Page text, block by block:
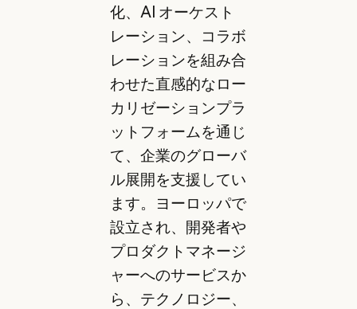
化、AI オーケスト
レーション、コラボ
レーションを組み合
わせた直感的なロー
カリゼーションプラ
ットフォームを通じ
て、企業のグローバ
ル展開を支援してい
ます。ヨーロッパで
設立され、開発者や
プロダクトマネージ
ャーへのサービスか
ら、テクノロジー、